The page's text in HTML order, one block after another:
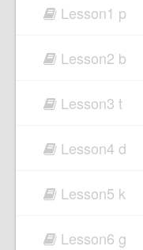
Lesson1 p
Lesson2 b
Lesson3 t
Lesson4 d
Lesson5 k
Lesson6 g